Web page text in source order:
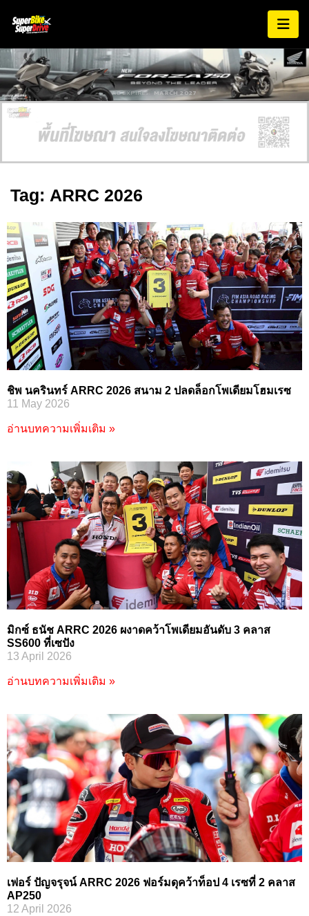
AD EXPIRES: MARCH 2027
Tag: ARRC 2026
ชิพ นครินทร์ ARRC 2026 สนาม 2 ปลดล็อกโพเดียมโฮมเรซ
11 May 2026
อ่านบทความเพิ่มเติม »
มิกซ์ ธนัช ARRC 2026 ผงาดคว้าโพเดียมอันดับ 3 คลาส
SS600 ที่เซปัง
13 April 2026
อ่านบทความเพิ่มเติม »
เฟอร์ ปัญจรุจน์ ARRC 2026 ฟอร์มดุคว้าท็อป 4 เรซที่ 2 คลาส
AP250
12 April 2026